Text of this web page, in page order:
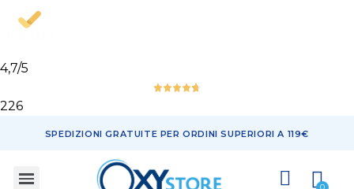
4,7/5
226
SPEDIZIONI GRATUITE PER ORDINI SUPERIORI A 119€